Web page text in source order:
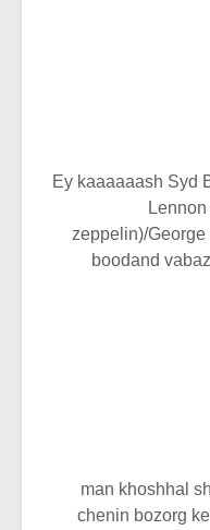
Ey kaaaaaash Syd
zeppelin)/
boodand
man khoshhal
chenin bozorg